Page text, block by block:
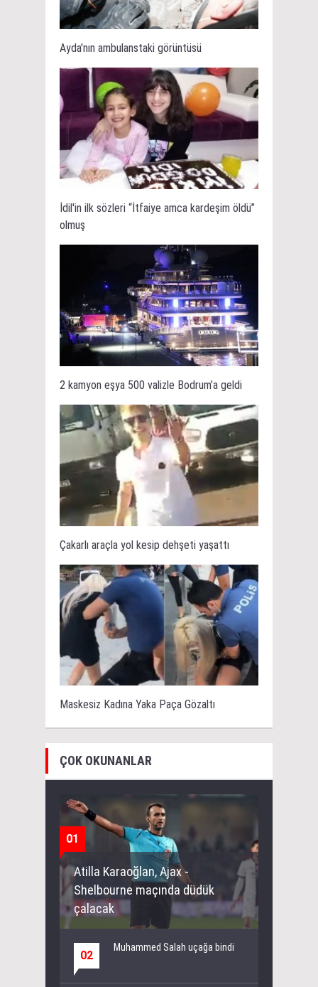
Ayda'nın ambulanstaki görüntüsü
İdil'in ilk sözleri “İtfaiye amca kardeşim öldü”
olmuş
2 kamyon eşya 500 valizle Bodrum’a geldi
Çakarlı araçla yol kesip dehşeti yaşattı
Maskesiz Kadına Yaka Paça Gözaltı
ÇOK OKUNANLAR
01
Atilla Karaoğlan, Ajax -
Shelbourne maçında düdük
çalacak
02
Muhammed Salah uçağa bindi